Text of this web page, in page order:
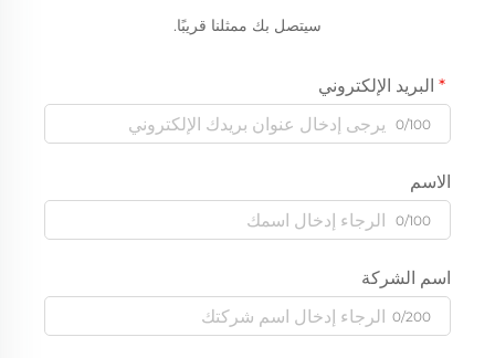
سيتصل بك ممثلنا قريبًا.
البريد الإلكتروني
0/100
الاسم
0/100
اسم الشركة
0/200